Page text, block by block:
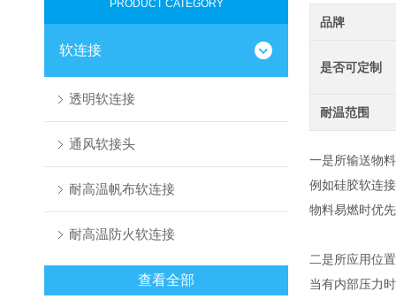
PRODUCT CATEGORY
软连接
透明软连接
通风软接头
耐高温帆布软连接
耐高温防火软连接
查看全部
品牌
是否可定制
耐温范围
一是所输送物
例如硅胶软连
物料易燃时优
二是所应用位
当有内部压力